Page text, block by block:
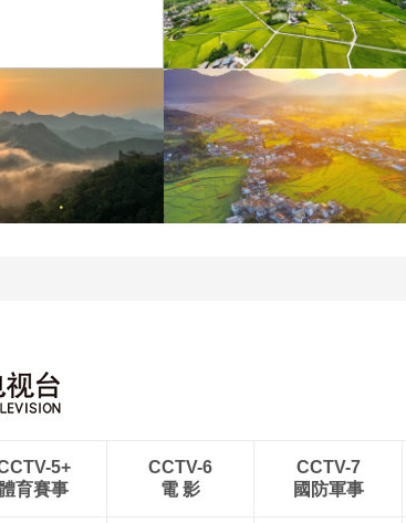
洪澤湖濕地白
重慶梁平：優質水稻豐收
在望
5+
育賽事
CCTV-6
電 影
CCTV-7
國防軍事